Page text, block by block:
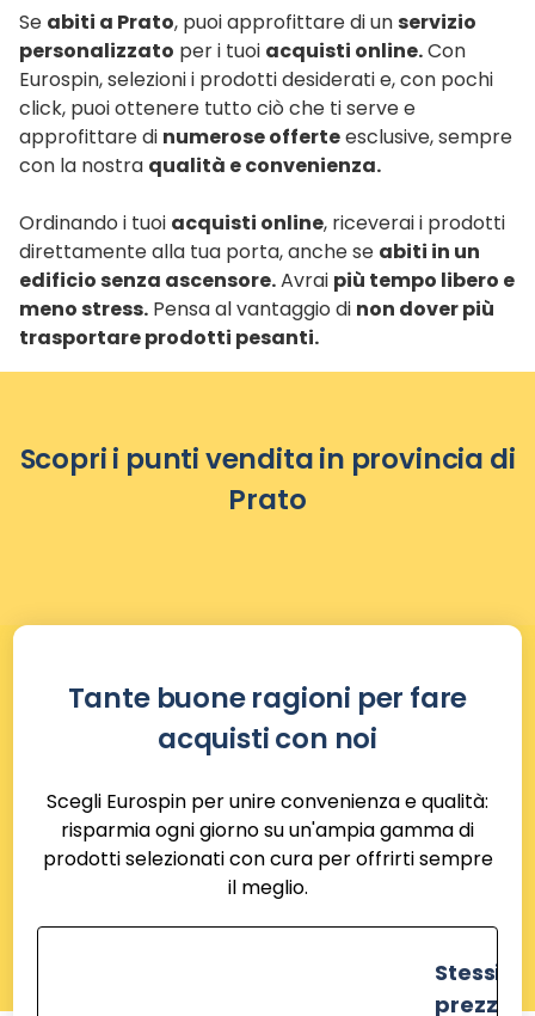
Se abiti a Prato, puoi approfittare di un servizio
personalizzato per i tuoi acquisti online.Con
Eurospin, selezioni i prodotti desiderati e, con pochi
click, puoi ottenere tutto ciò che ti serve e
approfittare di numerose offerteesclusive, sempre
con la nostra qualità e convenienza.
Ordinando i tuoi acquisti online, riceverai i prodotti
direttamente alla tua porta, anche se abiti in un
edificio senza ascensore.Avrai più tempo libero e
meno stress. Pensa al vantaggio di non dover più
trasportare prodotti pesanti.
Scopri i punti vendita in provincia di
Prato
Tante buone ragioni per fare
acquisti con noi
Scegli Eurospin per unire convenienza e qualità:
risparmia ogni giorno su un'ampia gamma di
prodotti selezionati con cura per offrirti sempre
il meglio.
Stessi
prezzi